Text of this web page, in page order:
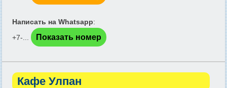
Написать на Whatsapp:
+7-...
Показать номер
Кафе Улпан